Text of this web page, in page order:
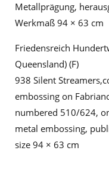
Metallprägung,
Werkmaß 94 × 63 cm
Friedensreich
Queensland) (F)
938 Silent
embossing on
numbered 510/624,
metal embossing,
size 94 × 63 cm